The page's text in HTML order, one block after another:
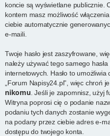
koncie są wyświetlane publicznie.
kontem masz możliwość
ciebie automatycznie
e-maili.
Twoje hasło jest zaszyfrowane,
należy używać tego samego
internetowych. Hasło to
„Forum Napisy24.pl”, więc chroń
nikomu . Jeśli je zapomnisz, użyj
Witryna poprosi cię o podanie
podaniu tych danych zostanie
na podany przez ciebie adres e-
dostępu do twojego konta.